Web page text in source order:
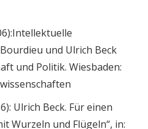
und Ulrich Beck
und Politik. Wiesbaden:
Ulrich Beck. Für einen
Wurzeln und Flügeln“, in: